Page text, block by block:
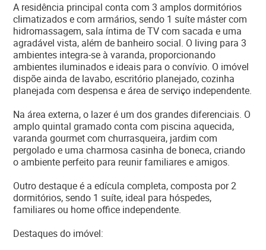
A residência principal conta com 3 amplos dormitórios
climatizados e com armários, sendo 1 suíte máster com
hidromassagem, sala íntima de TV com sacada e uma
agradável vista, além de banheiro social. O living para 3
ambientes integra-se à varanda, proporcionando
ambientes iluminados e ideais para o convívio. O imóvel
dispõe ainda de lavabo, escritório planejado, cozinha
planejada com despensa e área de serviço independente.
Na área externa, o lazer é um dos grandes diferenciais. O
amplo quintal gramado conta com piscina aquecida,
varanda gourmet com churrasqueira, jardim com
pergolado e uma charmosa casinha de boneca, criando
o ambiente perfeito para reunir familiares e amigos.
Outro destaque é a edícula completa, composta por 2
dormitórios, sendo 1 suíte, ideal para hóspedes,
familiares ou home office independente.
Destaques do imóvel: